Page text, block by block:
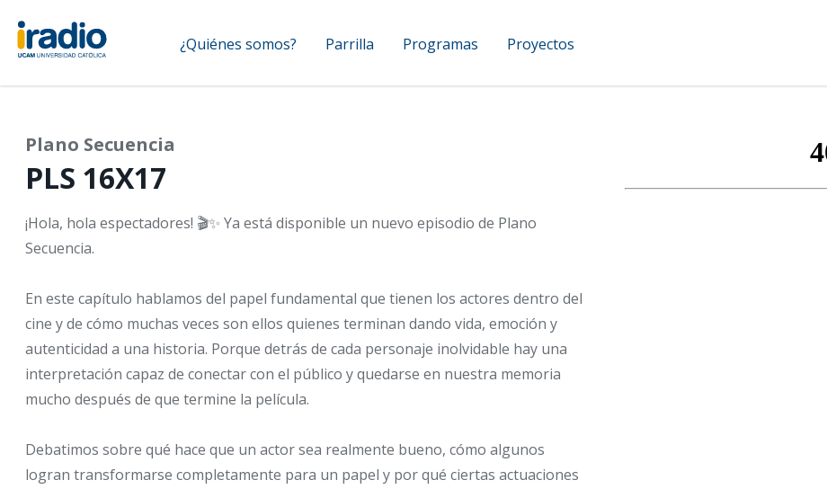
contenido
principal
Navegación
principal
¿Quiénes somos? Parrilla Programas Proyectos
Plano Secuencia
PLS 16X17
¡Hola, hola espectadores! 🎬✨ Ya está disponible un nuevo episodio de Plano
Secuencia.
En este capítulo hablamos del papel fundamental que tienen los actores dentro del
cine y de cómo muchas veces son ellos quienes terminan dando vida, emoción y
autenticidad a una historia. Porque detrás de cada personaje inolvidable hay una
interpretación capaz de conectar con el público y quedarse en nuestra memoria
mucho después de que termine la película.
Debatimos sobre qué hace que un actor sea realmente bueno, cómo algunos
logran transformarse completamente para un papel y por qué ciertas actuaciones